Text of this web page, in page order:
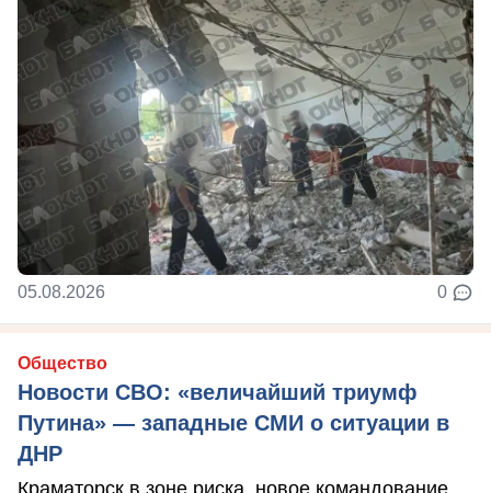
05.08.2026 0
Общество
Новости СВО: «величайший триумф
Путина» — западные СМИ о ситуации в
ДНР
Краматорск в зоне риска, новое командование